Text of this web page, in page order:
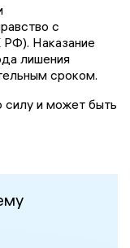
с
РФ). Наказание
лишения
сроком.
силу и может быть